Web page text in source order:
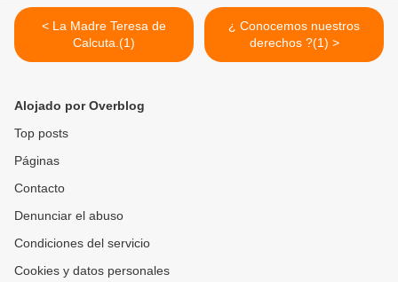
< La Madre Teresa de
Calcuta.(1)
¿ Conocemos nuestros
derechos ?(1) >
Alojado por Overblog
Top posts
Páginas
Contacto
Denunciar el abuso
Condiciones del servicio
Cookies y datos personales